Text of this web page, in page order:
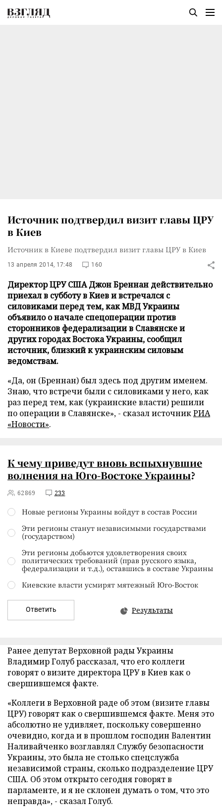
Источник подтвердил визит главы ЦРУ
в Киев
Источник в Киеве подтвердил визит главы ЦРУ в Киев
13 апреля 2014, 17:48 160
Директор ЦРУ США Джон Бреннан действительно
приехал в субботу в Киев и встречался с
силовиками перед тем, как МВД Украины
объявило о начале спецоперации против
сторонников федерализации в Славянске и
других городах Востока Украины, сообщил
источник, близкий к украинским силовым
ведомствам.
«Да, он (Бреннан) был здесь под другим именем.
Знаю, что встречи были с силовиками у него, как
раз перед тем, как (украинские власти) решили
по операции в Славянске», - сказал источникРИА
«Новости».
К чему приведут вновь вспыхнувшие
волнения на Юго-Востоке Украины?
62869 233
Новые регионы Украины войдут в состав России
Эти регионы станут независимыми государствами
(государством)
Эти регионы добьются удовлетворения своих
политических требований (прав русского языка,
федерализации и т.д.), оставшись в составе Украины
Киевские власти усмирят мятежный Юго-Восток
Ответить Результаты
Ранее депутат Верховной рады Украины
Владимир Голуб рассказал, что его коллеги
говорят о визите директора ЦРУ в Киев как о
свершившемся факте.
«Коллеги в Верховной раде об этом (визите главы
ЦРУ) говорят как о свершившемся факте. Меня это
абсолютно не удивляет, поскольку совершенно
очевидно, когда и в прошлом господин Валентин
Наливайченко возглавлял Службу безопасности
Украины, это была не столько спецслужба
независимой страны, сколько подразделение ЦРУ
США. Об этом открыто сегодня говорят в
парламенте, и я не склонен думать о том, что это
неправда», - сказал Голуб.